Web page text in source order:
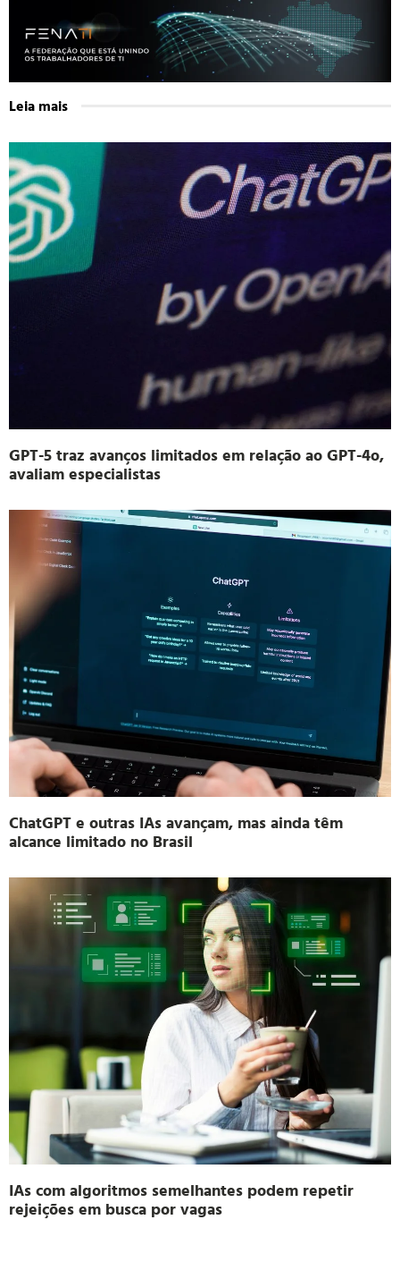
Leia mais
GPT-5 traz avanços limitados em relação ao GPT-4o,
avaliam especialistas
ChatGPT e outras IAs avançam, mas ainda têm
alcance limitado no Brasil
IAs com algoritmos semelhantes podem repetir
rejeições em busca por vagas